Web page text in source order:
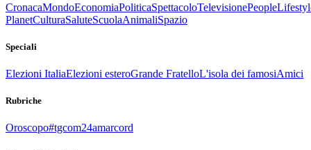
CronacaMondoEconomiaPoliticaSpettacoloTelevisionePeople
PlanetCulturaSaluteScuolaAnimaliSpazio
Speciali
Elezioni ItaliaElezioni esteroGrande FratelloL'isola dei famosiAmici
Rubriche
Oroscopo#tgcom24amarcord